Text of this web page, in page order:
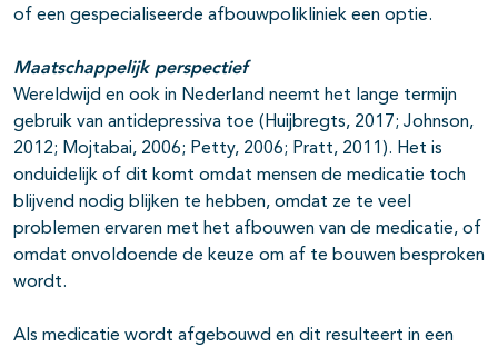
of een gespecialiseerde afbouwpolikliniek een optie.
Maatschappelijk perspectief
Wereldwijd en ook in Nederland neemt het lange termijn
gebruik van antidepressiva toe (Huijbregts, 2017; Johnson,
2012; Mojtabai, 2006; Petty, 2006; Pratt, 2011). Het is
onduidelijk of dit komt omdat mensen de medicatie toch
blijvend nodig blijken te hebben, omdat ze te veel
problemen ervaren met het afbouwen van de medicatie, of
omdat onvoldoende de keuze om af te bouwen besproken
wordt.
Als medicatie wordt afgebouwd en dit resulteert in een